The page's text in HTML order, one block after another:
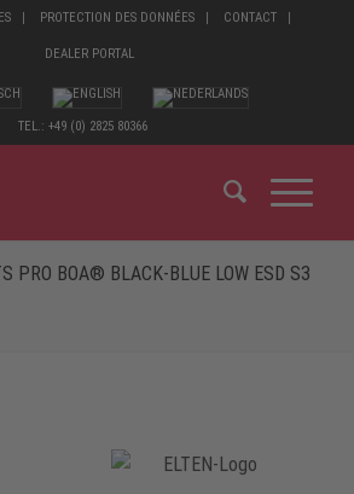
PROTECTION DES DONNÉES CONTACT
DEALER PORTAL
TEL.: +49 (0) 2825 80366
PRO BOA® BLACK-BLUE LOW ESD S3